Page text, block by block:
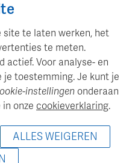
een gestructureerde
mediaplanning en analyse.
Informatie B.V. - Alle rechten
site te laten werken, het
te meten.
actief. Voor analyse- en
toestemming. Je kunt je
instellingen onderaan
onze cookieverklaring.
ALLES WEIGEREN